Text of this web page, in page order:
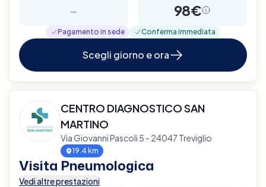
- 98€
Pagamento in sede Conferma immediata
Scegli giorno e ora
CENTRO DIAGNOSTICO SAN
MARTINO
Via Giovanni Pascoli 5 - 24047 Treviglio
19.4 km
Visita Pneumologica
Vedi altre prestazioni